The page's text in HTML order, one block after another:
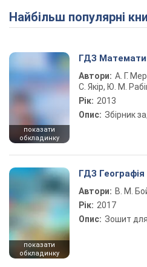
Найбільш популярні
показати
обкладинку
ГДЗ
Автори: А. Г.
С. Якір, Ю. М.
Рік: 2013
Опис: Збірник
показати
обкладинку
ГДЗ Географія
Автори: В. М.
Рік: 2017
Опис: Зошит для